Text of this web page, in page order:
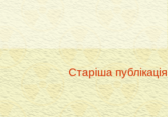
Старіша публікація